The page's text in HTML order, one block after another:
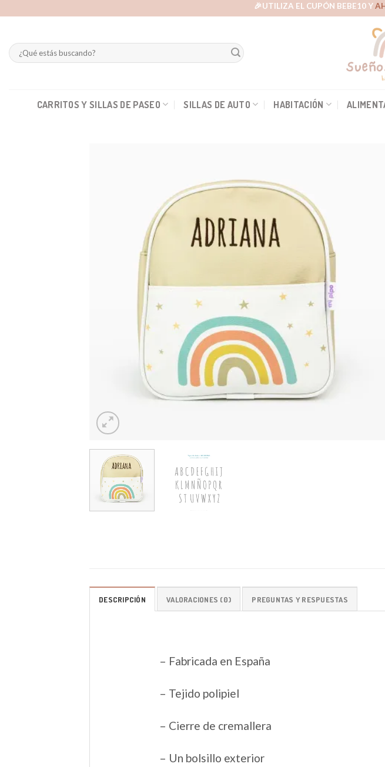
🎉UTILIZA EL CUPÓN BEBE10 Y
Buscar
por:
CARRITOS Y SILLAS DE PASEO SILLAS DE AUTO HABITACIÓN
DESCRIPCIÓN VALORACIONES (0) PREGUNTAS Y RESPUESTAS
– Fabricada en España
– Tejido polipiel
– Cierre de cremallera
– Un bolsillo exterior